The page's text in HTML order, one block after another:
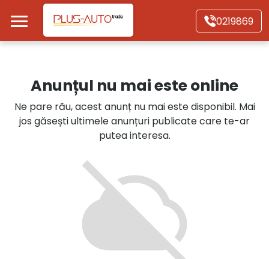
Mergi direct la conținutul principal
0219869
Autoturisme
Motociclete
Autoutilitare
Alte tipuri vehicule
Anunțul nu mai este online
Ne pare rău, acest anunț nu mai este disponibil. Mai
jos găsești ultimele anunțuri publicate care te-ar
putea interesa.